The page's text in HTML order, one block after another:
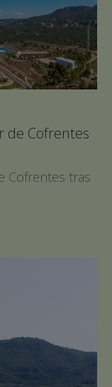
de Cofrentes
Cofrentes tras